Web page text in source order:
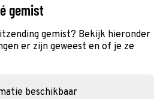
gemist
gemist? Bekijk hieronder
er zijn geweest en of je ze
beschikbaar